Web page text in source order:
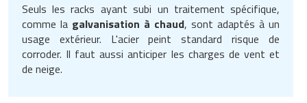
Seuls les racks ayant subi un traitement spécifique,
comme la galvanisation à chaud, sont adaptés à un
usage extérieur. L'acier peint standard risque de
corroder. Il faut aussi anticiper les charges de vent et
de neige.